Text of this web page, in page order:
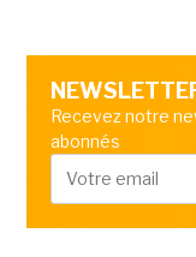
Recevez notre
abonnés